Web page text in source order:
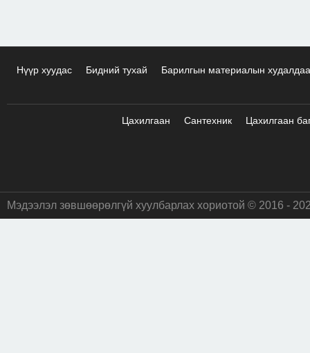
Нүүр хуудас Бидний тухай Барилгын материалын
Цахилгаан Сантехник Цахилгаан
Мэдээлэл зөвшөөрөлгүй хуулбарлах хориотой © 2016 -